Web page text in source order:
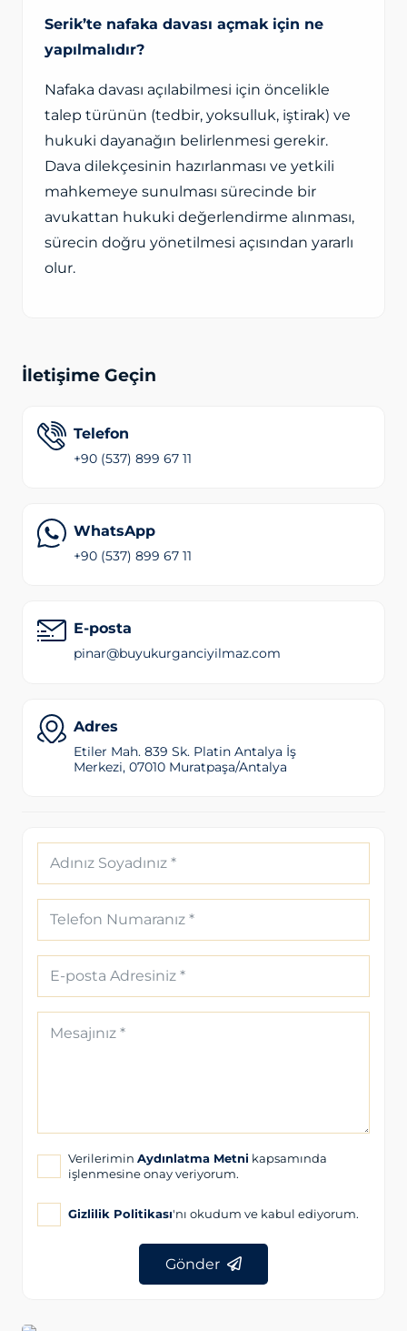
Serik’te nafaka davası açmak için ne
yapılmalıdır?
Nafaka davası açılabilmesi için öncelikle
talep türünün (tedbir, yoksulluk, iştirak) ve
hukuki dayanağın belirlenmesi gerekir.
Dava dilekçesinin hazırlanması ve yetkili
mahkemeye sunulması sürecinde bir
avukattan hukuki değerlendirme alınması,
sürecin doğru yönetilmesi açısından yararlı
olur.
İletişime Geçin
+90 (537) 899 67 11
Telefon
+90 (537) 899 67 11
WhatsApp
pinar@buyukurganciyilmaz.com
E-posta
Etiler Mah. 839 Sk. Platin Antalya İş
Merkezi, 07010 Muratpaşa/Antalya
Adres
Verilerimin Aydınlatma Metni kapsamında
işlenmesine onay veriyorum.
Gizlilik Politikası'nı okudum ve kabul ediyorum.
Gönder